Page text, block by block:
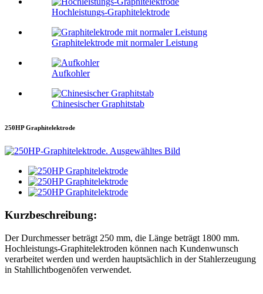
Hochleistungs-Graphitelektrode
Graphitelektrode mit normaler Leistung
Aufkohler
Chinesischer Graphitstab
250HP Graphitelektrode
Kurzbeschreibung:
Der Durchmesser beträgt 250 mm, die Länge beträgt 1800 mm.
Hochleistungs-Graphitelektroden können nach Kundenwunsch
verarbeitet werden und werden hauptsächlich in der Stahlerzeugung
in Stahllichtbogenöfen verwendet.